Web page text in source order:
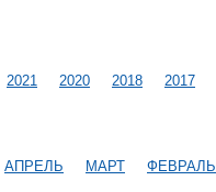
2021 2020 2018 2017
АПРЕЛЬ МАРТ ФЕВРАЛЬ